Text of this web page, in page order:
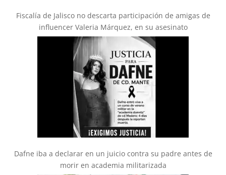
Fiscalía de Jalisco no descarta participación de amigas de
influencer Valeria Márquez, en su asesinato
Dafne iba a declarar en un juicio contra su padre antes de
morir en academia militarizada